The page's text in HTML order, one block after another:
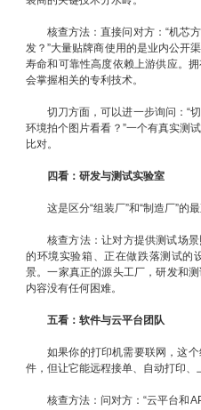
核查方法：直接问对方：“机芯
发？”大量贴牌商使用的是业内公开
寿命和可靠性高度依赖上游供应。
会掌握相关的专利技术。
切刀方面，可以进一步询问：“
环境拍个图片看看？”一个有真实测
比对。
四看：研发与测试实验室
这是区分“组装厂”和“制造厂”的最
核查方法：让对方提供测试场
的环境实验箱、正在做跌落测试的
景。一家真正的源头工厂，研发和
内容没有任何困难。
五看：软件与云平台团队
如果你的打印机需要联网，这
件，但让它能远程接单、自动打印、
核查方法：问对方：“云平台和